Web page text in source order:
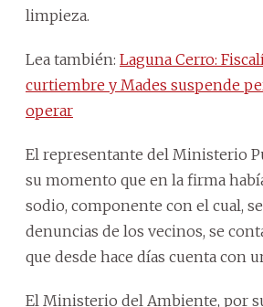
limpieza.
Lea también: Laguna Cerro:
curtiembre y Mades suspende
operar
El representante del Ministerio
su momento que en la firma
sodio, componente con el cual,
denuncias de los vecinos, se
que desde hace días cuenta con
El Ministerio del Ambiente, por